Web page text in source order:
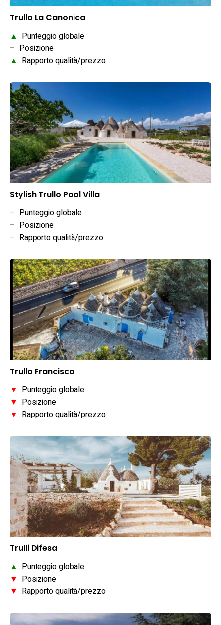
Trullo La Canonica
▲ Punteggio globale
– Posizione
▲ Rapporto qualità/prezzo
Stylish Trullo Pool Villa
– Punteggio globale
– Posizione
– Rapporto qualità/prezzo
Trullo Francisco
▼ Punteggio globale
▼ Posizione
▼ Rapporto qualità/prezzo
Trulli Difesa
▲ Punteggio globale
▼ Posizione
▼ Rapporto qualità/prezzo